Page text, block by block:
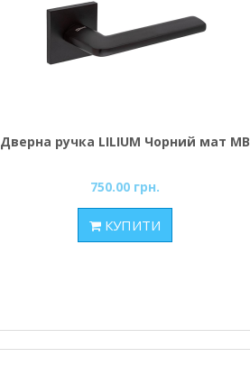
Дверна ручка LILIUM Чорний мат MB
750.00 грн.
КУПИТИ